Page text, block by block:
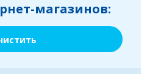
магазинов: